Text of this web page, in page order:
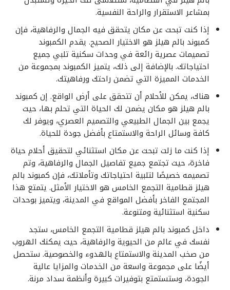
بمشاعر الاستقرار والراحة النفسية.
إذا كنت تبحث عن مكان يتحقق فيه الجمال والرفاهية، فإن
كمبوند بالم هيلز هو الاختيار الصحيح. يقدم الكمبوند
تصميمات عصرية رائعة في وحدات سكنية تلبي جميع
احتياجاتك. بالإضافة إلى ذلك، يتميز الكمبوند بمجموعة من
الخدمات المميزة التي تضمن راحتك ورفاهيتك.
هناك، يمكن للأحلام أن تتحقق على أرض الواقع. إن كمبوند
بالم هيلز هو مكان يضمن لك الحياة التي تحلم بها، حيث
يجمع بين الجمال الطبيعي والتصميم العصري، ويوفر لك
كافة وسائل الراحة والاستمتاع بأفضل جودة للحياة.
إذا كنت ما زلت تبحث عن مكان استثنائي لتحقيق أحلام حياة
فاخرة، حيث تجتمع جميع تفاصيل الجمال والرفاهية، وتم
تصميمه خصيصًا لتلبية احتياجاتك وتأملاتك، فإن كمبوند بالم
هيلز قطامية التجمع الخامس هو الاختيار الأمثل. يتمتع هذا
المجتمع الفاخر بأفضل المواقع في المدينة، ويتميز بوحدات
سكنية استثنائية ومتنوعة.
داخل كمبوند بالم هيلز قطامية التجمع الخامس، ستجد
نفسك في عالم من الحيوية والرفاهية، حيث يمكنك الهروب
من صخب المدينة والاستمتاع بالهدوء والخصوصية. ستحصل
أيضًا على مجموعة واسعة من الخدمات والمزايا عالية
الجودة، وستستمتع بتوفيرات كبيرة وأنظمة سداد مرنة.